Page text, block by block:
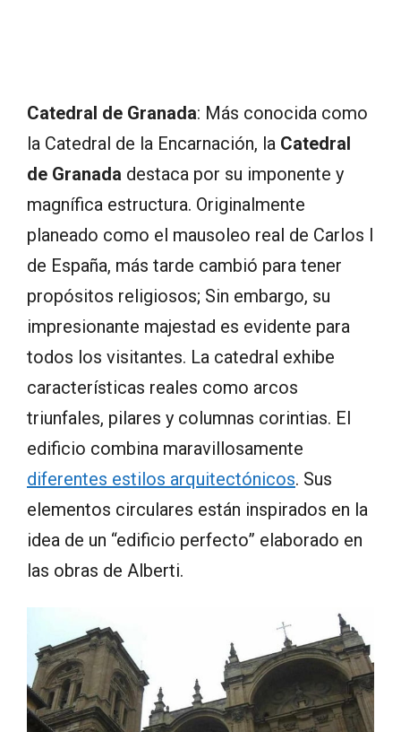
Catedral de Granada: Más conocida como
la Catedral de la Encarnación, la Catedral
de Granada destaca por su imponente y
magnífica estructura. Originalmente
planeado como el mausoleo real de Carlos I
de España, más tarde cambió para tener
propósitos religiosos; Sin embargo, su
impresionante majestad es evidente para
todos los visitantes. La catedral exhibe
características reales como arcos
triunfales, pilares y columnas corintias. El
edificio combina maravillosamente
diferentes estilos arquitectónicos. Sus
elementos circulares están inspirados en la
idea de un “edificio perfecto” elaborado en
las obras de Alberti.